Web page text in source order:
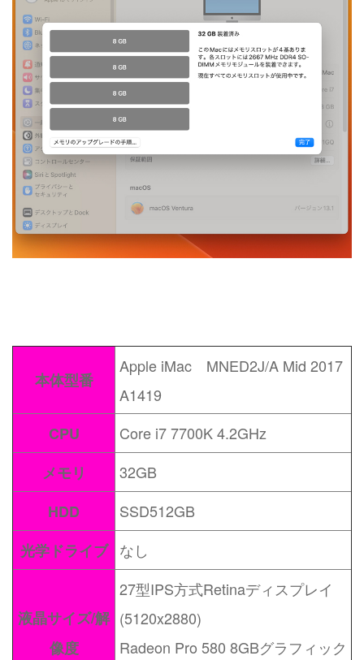
本体型番
Apple iMac MNED2J/A Mid 2017
A1419
CPU
Core i7 7700K 4.2GHz
メモリ
32GB
HDD
SSD512GB
光学ドライブ なし
液晶サイズ/解
像度
27型IPS方式Retinaディスプレイ
(5120x2880)
Radeon Pro 580 8GBグラフィック